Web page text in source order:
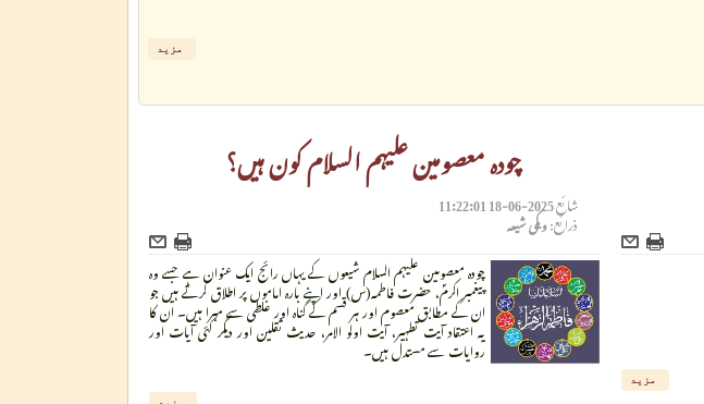
مزید
مزید
چودہ معصومین علیہم السلام کون ہیں؟
شائع2025-06-18 11:22:01
ذرائع:ویکی شیعہ
چودہ معصومین علیہم السلام شیعوں کے یہاں رائج ایک عنوان ہے جسے وہ
پیغمبر اکرمؐ، حضرت فاطمہ(س) اور اپنے بارہ اماموں پر اطلاق کرتے ہیں جو
ان کے مطابق معصوم اور ہر قسم کے گناہ اور غلطی سے مبرا ہیں۔ ان کا
یہ اعتقاد آیت تطہیر، آیت اولو الامر، حدیث ثقلین اور دیگر کئی آیات اور
روایات سے مستدل ہیں۔